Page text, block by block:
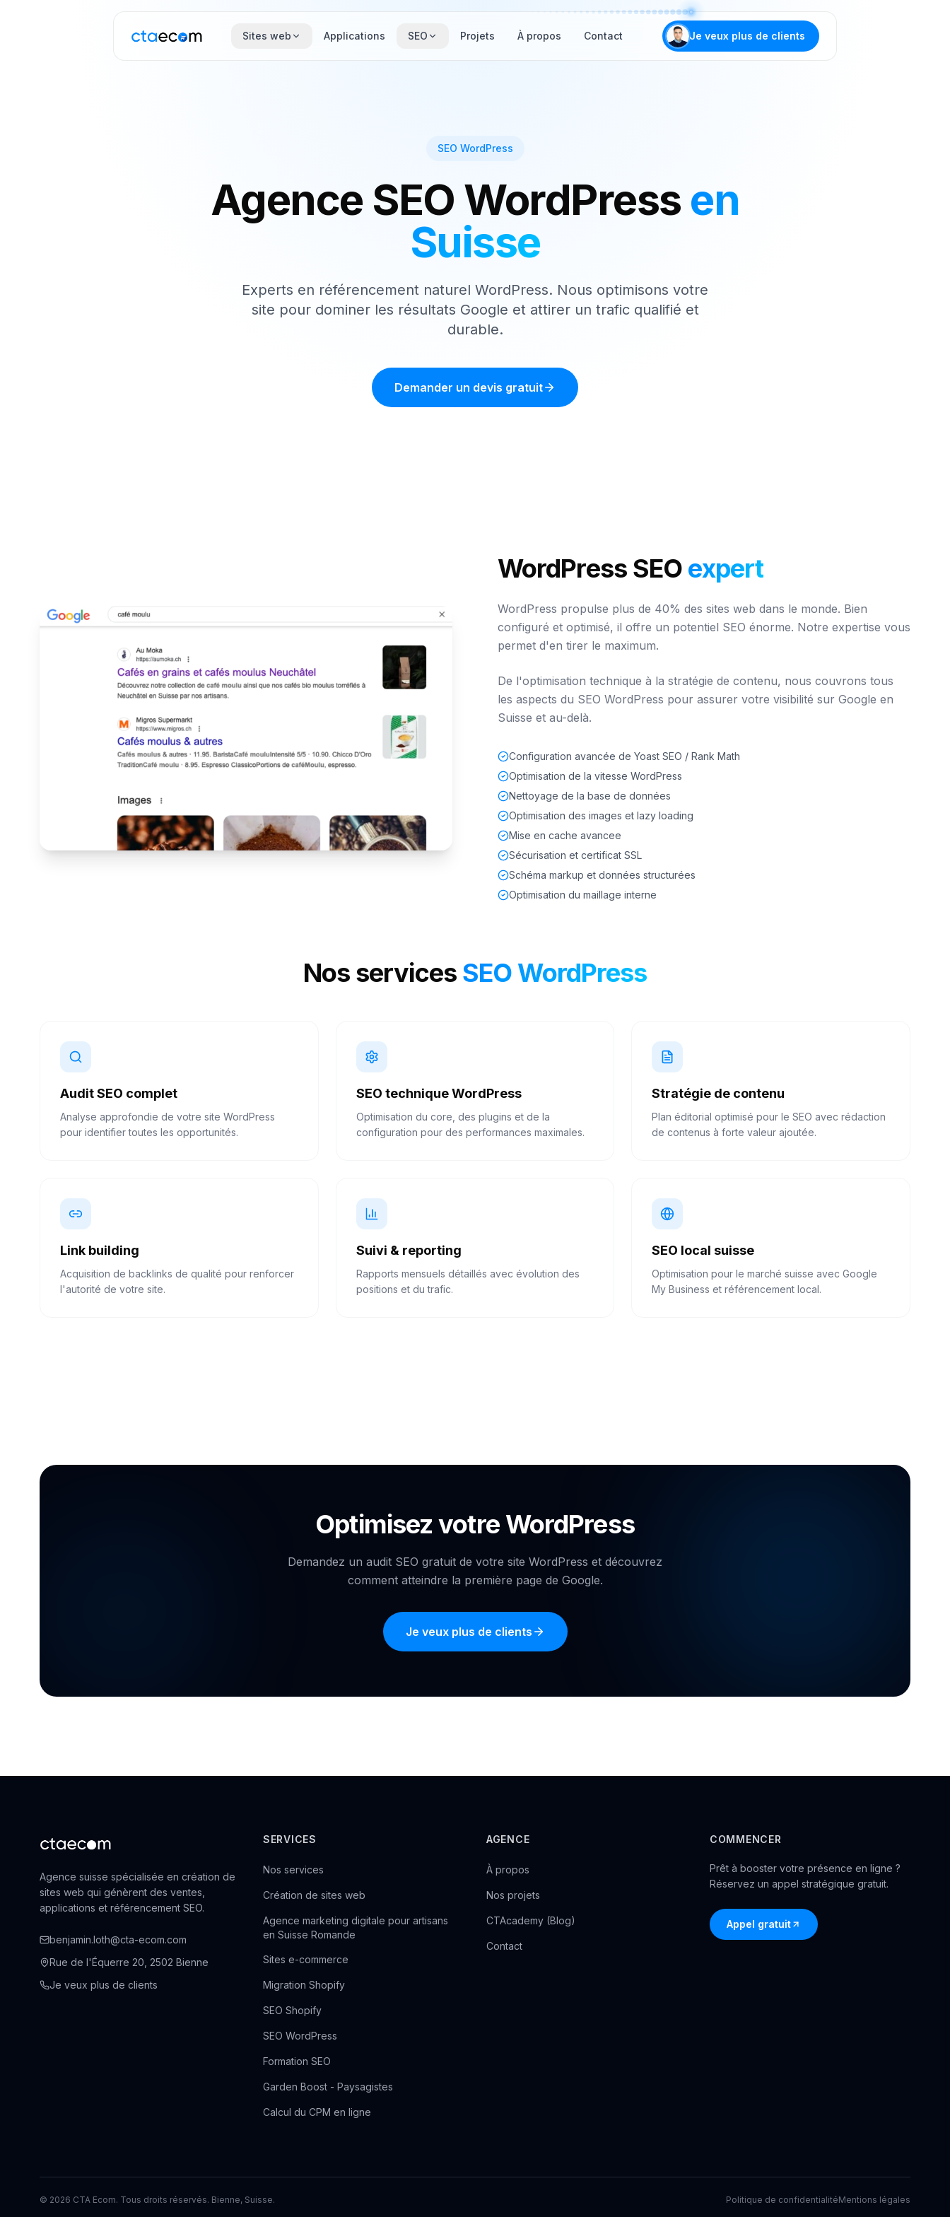
Sites web Applications SEO Projets À propos Contact Je veux plus de clients
SEO WordPress
Agence SEO WordPress en
Suisse
Experts en référencement naturel WordPress. Nous optimisons votre
site pour dominer les résultats Google et attirer un trafic qualifié et
durable.
Demander un devis gratuit
WordPress SEO expert
WordPress propulse plus de 40% des sites web dans le monde. Bien
configuré et optimisé, il offre un potentiel SEO énorme. Notre expertise vous
permet d'en tirer le maximum.
De l'optimisation technique à la stratégie de contenu, nous couvrons tous
les aspects du SEO WordPress pour assurer votre visibilité sur Google en
Suisse et au-delà.
Configuration avancée de Yoast SEO / Rank Math
Optimisation de la vitesse WordPress
Nettoyage de la base de données
Optimisation des images et lazy loading
Mise en cache avancee
Sécurisation et certificat SSL
Schéma markup et données structurées
Optimisation du maillage interne
Nos services SEO WordPress
Audit SEO complet
Analyse approfondie de votre site WordPress
pour identifier toutes les opportunités.
SEO technique WordPress
Optimisation du core, des plugins et de la
configuration pour des performances maximales.
Stratégie de contenu
Plan éditorial optimisé pour le SEO avec rédaction
de contenus à forte valeur ajoutée.
Link building
Acquisition de backlinks de qualité pour renforcer
l'autorité de votre site.
Suivi & reporting
Rapports mensuels détaillés avec évolution des
positions et du trafic.
SEO local suisse
Optimisation pour le marché suisse avec Google
My Business et référencement local.
Optimisez votre WordPress
Demandez un audit SEO gratuit de votre site WordPress et découvrez
comment atteindre la première page de Google.
Je veux plus de clients
Agence suisse spécialisée en création de
sites web qui génèrent des ventes,
applications et référencement SEO.
benjamin.loth@cta-ecom.com
Rue de l'Équerre 20, 2502 Bienne
Je veux plus de clients
SERVICES
Nos services
Création de sites web
Agence marketing digitale pour artisans
en Suisse Romande
Sites e-commerce
Migration Shopify
SEO Shopify
SEO WordPress
Formation SEO
Garden Boost - Paysagistes
Calcul du CPM en ligne
AGENCE
À propos
Nos projets
CTAcademy (Blog)
Contact
COMMENCER
Prêt à booster votre présence en ligne ?
Réservez un appel stratégique gratuit.
Appel gratuit
© 2026 CTA Ecom. Tous droits réservés. Bienne, Suisse. Politique de confidentialitéMentions légales